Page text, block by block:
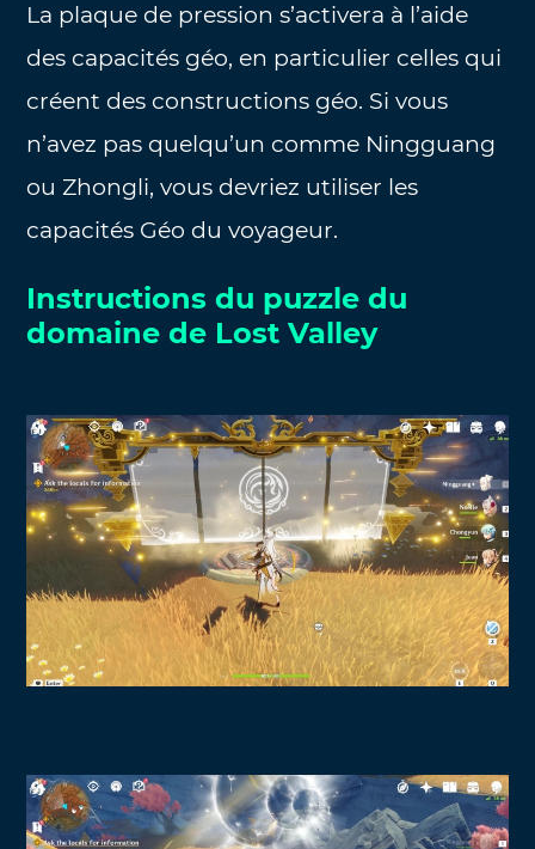
La plaque de pression s’activera à l’aide
des capacités géo, en particulier celles qui
créent des constructions géo. Si vous
n’avez pas quelqu’un comme Ningguang
ou Zhongli, vous devriez utiliser les
capacités Géo du voyageur.
Instructions du puzzle du
domaine de Lost Valley